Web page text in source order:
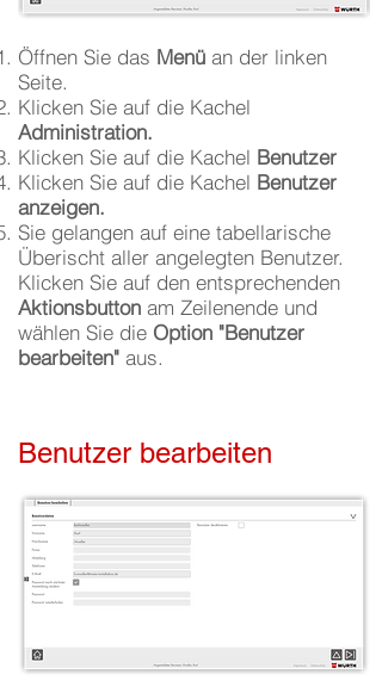
Öffnen Sie das Menü an der linken
Seite.
Klicken Sie auf die Kachel
Administration.
Klicken Sie auf die Kachel Benutzer
Klicken Sie auf die Kachel Benutzer
anzeigen.
Sie gelangen auf eine tabellarische
Überischt aller angelegten Benutzer.
Klicken Sie auf den entsprechenden
Aktionsbutton am Zeilenende und
wählen Sie die Option "Benutzer
bearbeiten" aus.
Benutzer bearbeiten